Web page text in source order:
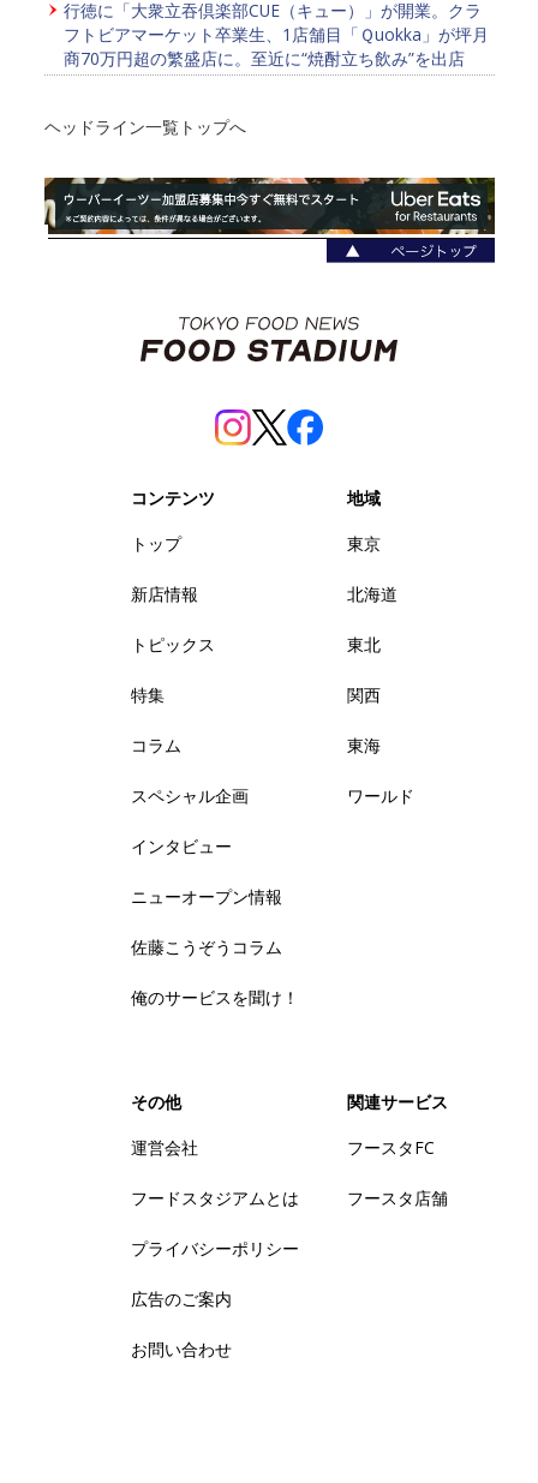
行徳に「大衆立吞倶楽部CUE（キュー）」が開業。クラ
フトビアマーケット卒業生、1店舗目「Ｑuokka」が坪月
商70万円超の繁盛店に。至近に“焼酎立ち飲み”を出店
ヘッドライン一覧トップへ
コンテンツ
トップ
新店情報
トピックス
特集
コラム
スペシャル企画
インタビュー
ニューオープン情報
佐藤こうぞうコラム
俺のサービスを聞け！
地域
東京
北海道
東北
関西
東海
ワールド
その他
運営会社
フードスタジアムとは
プライバシーポリシー
広告のご案内
お問い合わせ
関連サービス
フースタFC
フースタ店舗